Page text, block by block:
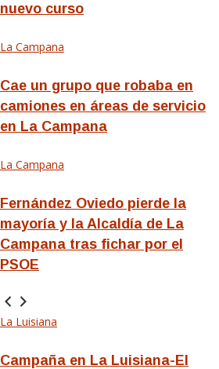
nuevo curso
La Campana
Cae un grupo que robaba en
camiones en áreas de servicio
en La Campana
La Campana
Fernández Oviedo pierde la
mayoría y la Alcaldía de La
Campana tras fichar por el
PSOE
La Luisiana
Campaña en La Luisiana-El